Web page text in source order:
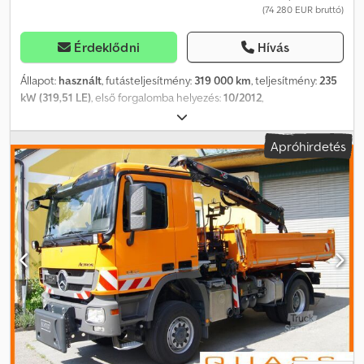
(74 280 EUR bruttó)
Érdeklődni Hívás
Állapot: használt, futásteljesítmény: 319 000 km, teljesítmény:235
kW (319,51 LE), első forgalomba helyezés:10/2012,
, tengelyelrendezés:
mm, következő vizsga (TÜV):08/2026, üzemanyag:dízel, szín:
narancssárga, hajtástípus:automata, kibocsátási osztály:Euro 5,
felfüggesztés: acél-levegő, Gyártási év:2012, Felszereltség: ABS,
AdBlue, daru, differenciálzár, elektromos ablakemelő,
elektromosan állítható tükör, elektronikus stabilitásprogram
(ESP), emelkedőn való elindulás segítő, fedélzeti számítógép,
holttérfigyelő asszisztens, kiegészítő fényszórók, koromszűrő,
központi zár, légkondicionálás, teljes szervizelési előélet,
tempomat, utánfutó vonófej, állófűtés, ülésfűtés, Mercedes-
Benz ACTROS 1832 BL 4x4 / Euro 5 / Műszaki vizsga / HIAB 111 BS-2
HIDUO / MEILLER háromoldali billencs / Téli szállítási szolgálat
Cedjzfx Sgjpfx Airorf Motortípus: 11.946 cm³, 235 kW, 320 LE, Euro 5
(BlueTec 5) Saját tömeg: 10.400 kg Max. megengedett össztömeg:
21.500 kg (téli szállítási szolgálat esetén) Max. megengedett
Apróhirdetés